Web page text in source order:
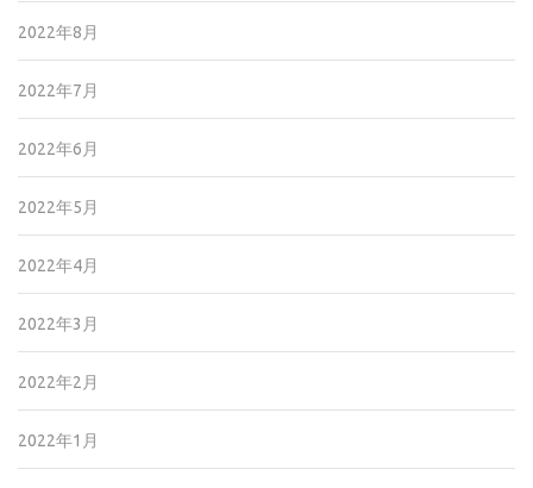
2022年8月
2022年7月
2022年6月
2022年5月
2022年4月
2022年3月
2022年2月
2022年1月